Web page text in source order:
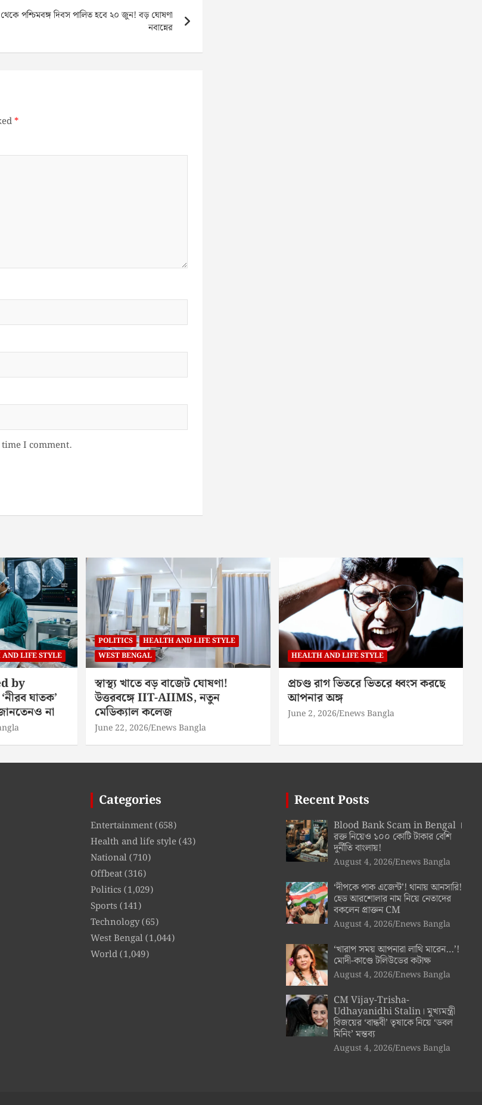
পশ্চিমবঙ্গ দিবস পালিত হবে ২০ জুন! বড় ঘোষণা
নবান্নের
*
I comment.
LIFE STYLE
by
ঘাতক’
না
POLITICS
HEALTH AND LIFE STYLE
WEST BENGAL
স্বাস্থ্য খাতে বড় বাজেট ঘোষণা!
উত্তরবঙ্গে IIT-AIIMS, নতুন
মেডিক্যাল কলেজ
June 22, 2026 Enews Bangla
HEALTH AND LIFE STYLE
প্রচণ্ড রাগ ভিতরে ভিতরে ধ্বংস করছে
আপনার অঙ্গ
June 2, 2026 Enews Bangla
Categories
Entertainment(658)
Health and life style(43)
National(710)
Offbeat(316)
Politics (1,029)
Sports (141)
Technology(65)
West Bengal(1,044)
World(1,049)
Recent Posts
Blood Bank Scam in Bengal ।
রক্ত নিয়েও ১০০ কোটি টাকার বেশি
দুর্নীতি বাংলায়!
August 4, 2026 Enews Bangla
‘দীপকে পাক এজেন্ট’! থানায় আনসারি!
হেড আরশোলার নাম নিয়ে নেতাদের
বকলেন প্রাক্তন CM
August 4, 2026 Enews Bangla
‘খারাপ সময় আপনারা লাথি মারেন…’!
মোদী-কাণ্ডে টলিউডের কটাক্ষ
August 4, 2026 Enews Bangla
CM Vijay-Trisha-
Udhayanidhi Stalin। মুখ্যমন্ত্রী
বিজয়ের ‘বান্ধবী’ তৃষাকে নিয়ে ‘ডবল
মিনিং’ মন্তব্য
August 4, 2026 Enews Bangla